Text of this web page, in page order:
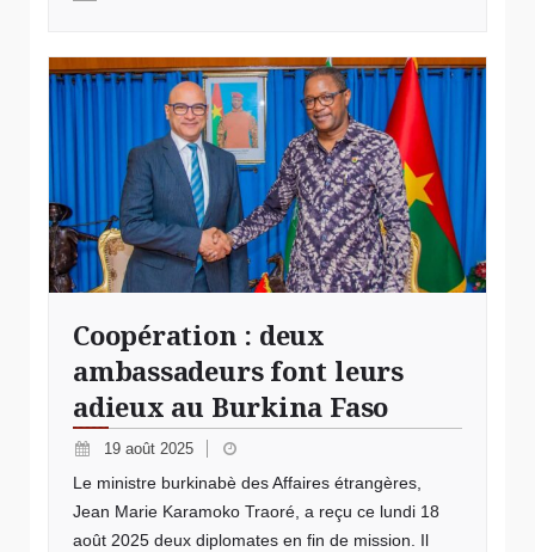
Coopération : deux
ambassadeurs font leurs
adieux au Burkina Faso
19 août 2025
Le ministre burkinabè des Affaires étrangères,
Jean Marie Karamoko Traoré, a reçu ce lundi 18
août 2025 deux diplomates en fin de mission. Il